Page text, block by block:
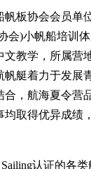
帆板协会会员单
会)小帆船培训
文教学，所属营
帆艇着力于发展
合，航海夏令营
均取得优异成绩
认证的各